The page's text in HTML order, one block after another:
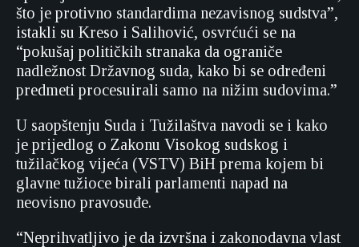
što je protivno standardima nezavisnog sudstva”,
istakli su Kreso i Salihović, osvrćući se na
“pokušaj političkih stranaka da ograniče
nadležnost Državnog suda, kako bi se određeni
predmeti procesuirali samo na nižim sudovima.”
U saopštenju Suda i Tužilaštva navodi se i kako
je prijedlog o Zakonu Visokog sudskog i
tužilačkog vijeća (VSTV) BiH prema kojem bi
glavne tužioce birali parlamenti napad na
neovisno pravosuđe.
“Neprihvatljivo je da izvršna i zakonodavna vlast